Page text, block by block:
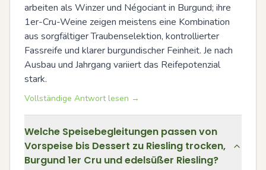
arbeiten als Winzer und Négociant in Burgund; ihre
1er-Cru-Weine zeigen meistens eine Kombination
aus sorgfältiger Traubenselektion, kontrollierter
Fassreife und klarer burgundischer Feinheit. Je nach
Ausbau und Jahrgang variiert das Reifepotenzial
stark.
Vollständige Antwort lesen →
Welche Speisebegleitungen passen von
Vorspeise bis Dessert zu Riesling trocken,
Burgund 1er Cru und edelsüßer Riesling?